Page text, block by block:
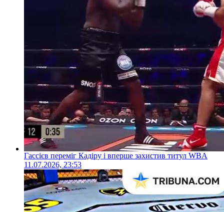
Гассієв переміг Кадіру і вперше захистив титул WBA
11.07.2026, 23:53